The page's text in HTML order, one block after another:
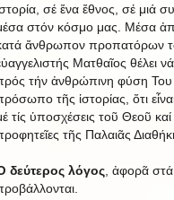
σέ ἕνα ἔθνος, σέ μιά
στόν κόσμο μας. Μέσα
ἄνθρωπον προπατόρων
Ματθαῖος θέλει
τήν ἀνθρώπινη φύση Του
τῆς ἱστορίας, ὅτι
τίς ὑποσχέσεις τοῦ Θεοῦ
τῆς Παλαιᾶς
δεύτερος λόγος, ἀφορᾶ